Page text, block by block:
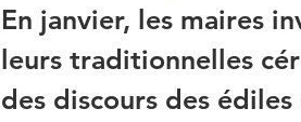
En janvier, les maires
leurs traditionnelles
des discours des